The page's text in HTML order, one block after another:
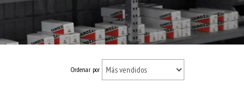
Ordenar por